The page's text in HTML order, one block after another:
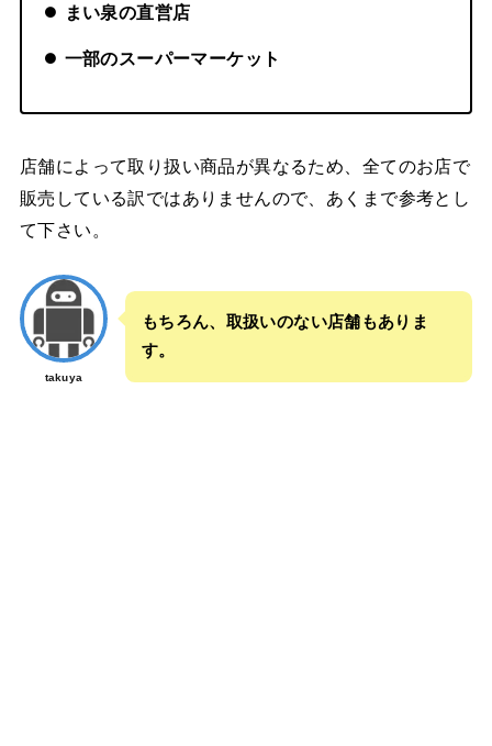
まい泉の直営店
一部のスーパーマーケット
店舗によって取り扱い商品が異なるため、全てのお店で
販売している訳ではありませんので、あくまで参考とし
て下さい。
takuya
もちろん、取扱いのない店舗もありま
す。